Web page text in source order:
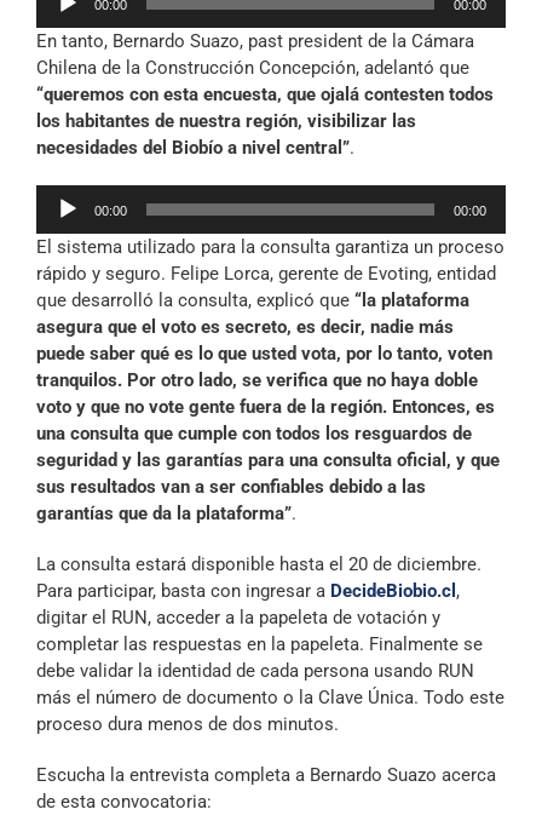
audio
00:00 00:00
En tanto, Bernardo Suazo, past president de la Cámara
Chilena de la Construcción Concepción, adelantó que
“queremos con esta encuesta, que ojalá contesten todos
los habitantes de nuestra región, visibilizar las
necesidades del Biobío a nivel central”.
Reproductor
audio
00:00 00:00
El sistema utilizado para la consulta garantiza un proceso
rápido y seguro. Felipe Lorca, gerente de Evoting, entidad
que desarrolló la consulta, explicó que “la plataforma
asegura que el voto es secreto, es decir, nadie más
puede saber qué es lo que usted vota, por lo tanto, voten
tranquilos. Por otro lado, se verifica que no haya doble
voto y que no vote gente fuera de la región. Entonces, es
una consulta que cumple con todos los resguardos de
seguridad y las garantías para una consulta oficial, y que
sus resultados van a ser confiables debido a las
garantías que da la plataforma”.
La consulta estará disponible hasta el 20 de diciembre.
Para participar, basta con ingresar a DecideBiobio.cl ,
digitar el RUN, acceder a la papeleta de votación y
completar las respuestas en la papeleta. Finalmente se
debe validar la identidad de cada persona usando RUN
más el número de documento o la Clave Única. Todo este
proceso dura menos de dos minutos.
Escucha la entrevista completa a Bernardo Suazo acerca
de esta convocatoria: